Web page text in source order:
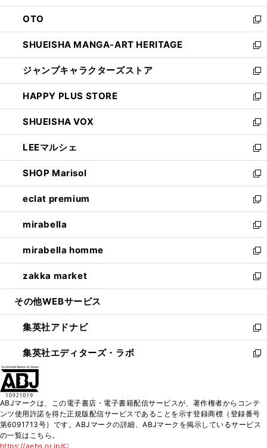
ウ
で
開
く
ン
ド
ウ
で
開
く
OTO
新
し
い
ウ
ィ
ン
ド
ウ
で
開
く
SHUEISHA MANGA-ART HERITAGE
新
し
い
ウ
ィ
ン
ド
ウ
で
開
く
ジャンプキャラクターズストア
新
し
い
ウ
ィ
ン
ド
ウ
で
開
く
HAPPY PLUS STORE
新
し
い
ウ
ィ
ン
ド
ウ
で
開
く
SHUEISHA VOX
新
し
い
ウ
ィ
ン
ド
ウ
で
開
く
LEEマルシェ
新
し
い
ウ
ィ
ン
ド
ウ
で
開
く
SHOP Marisol
新
し
い
ウ
ィ
ン
ド
ウ
で
開
eclat premium
新
し
い
ウ
ィ
ン
ド
ウ
開
く
mirabella
新
し
い
ウ
ィ
ン
ウ
で
開
く
mirabella homme
新
し
い
ウ
ン
ド
ウ
で
zakka market
新
し
ウ
ィ
ン
ド
く
その他WEBサービス
集英社アドナビ
新
し
い
ド
ウ
で
集英社エディターズ・ラボ
新
ィ
ン
ド
ABJマークは、この電子書店・電子書籍配信サービスが、著作権者からコンテ
ンツ使用許諾を得た正規版配信サービスであることを示す登録商標（登録番号
第6091713号）です。ABJマークの詳細、ABJマークを掲示しているサービス
の一覧はこちら。
https://aebs.or.jp/